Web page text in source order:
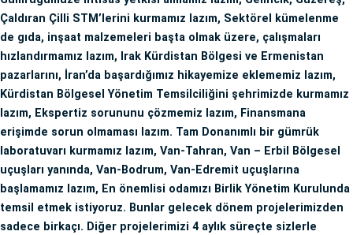
Çaldıran Çilli STM’lerini kurmamız lazım, Sektörel kümelenme
de gıda, inşaat malzemeleri başta olmak üzere, çalışmaları
hızlandırmamız lazım, Irak Kürdistan Bölgesi ve Ermenistan
pazarlarını, İran’da başardığımız hikayemize eklememiz lazım,
Kürdistan Bölgesel Yönetim Temsilciliğini şehrimizde kurmamız
lazım, Ekspertiz sorununu çözmemiz lazım, Finansmana
erişimde sorun olmaması lazım. Tam Donanımlı bir gümrük
laboratuvarı kurmamız lazım, Van-Tahran, Van – Erbil Bölgesel
uçuşları yanında, Van-Bodrum, Van-Edremit uçuşlarına
başlamamız lazım, En önemlisi odamızı Birlik Yönetim Kurulunda
temsil etmek istiyoruz. Bunlar gelecek dönem projelerimizden
sadece birkaçı. Diğer projelerimizi 4 aylık süreçte sizlerle